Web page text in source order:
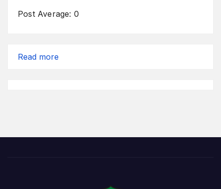
Post Average: 0
Read more